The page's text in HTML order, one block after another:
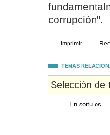
corrupción".
Imprimir
TEMAS
Selección de
En soitu.es